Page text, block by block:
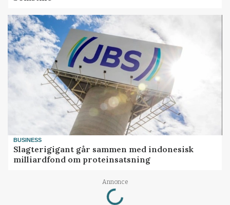
BUSINESS
Slagterigigant går sammen med indonesisk
milliardfond om proteinsatsning
Annonce
Loading...